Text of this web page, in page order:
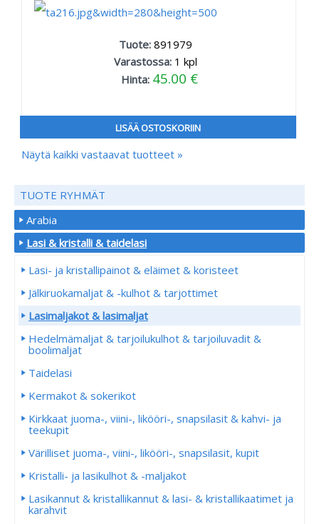
Tuote: 891979
Varastossa: 1 kpl
Hinta: 45.00 €
LISÄÄ OSTOSKORIIN
Näytä kaikki vastaavat tuotteet »
TUOTE RYHMÄT
Arabia
Lasi & kristalli & taidelasi
Lasi- ja kristallipainot & eläimet & koristeet
Jälkiruokamaljat & -kulhot & tarjottimet
Lasimaljakot & lasimaljat
Hedelmämaljat & tarjoilukulhot & tarjoiluvadit &
boolimaljat
Taidelasi
Kermakot & sokerikot
Kirkkaat juoma-, viini-, likööri-, snapsilasit & kahvi- ja
teekupit
Värilliset juoma-, viini-, likööri-, snapsilasit, kupit
Kristalli- ja lasikulhot & -maljakot
Lasikannut & kristallikannut & lasi- & kristallikaatimet ja
karahvit